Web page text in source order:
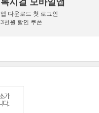
앱 다운로드 첫 로그인
3천원 할인 쿠폰